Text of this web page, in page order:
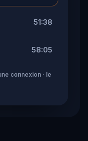
51:38
58:05
connexion · le